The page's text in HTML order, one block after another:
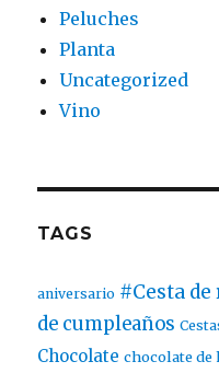
Peluches
Planta
Uncategorized
Vino
TAGS
aniversario #Cesta
de cumpleaños
Chocolate chocolate de